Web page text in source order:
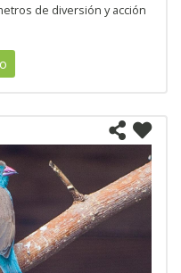
de diversión y acción